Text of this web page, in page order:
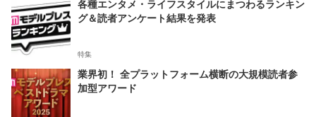
各種エンタメ・ライフスタイルにまつわるランキン
グ＆読者アンケート結果を発表
特集
業界初！ 全プラットフォーム横断の大規模読者参
加型アワード